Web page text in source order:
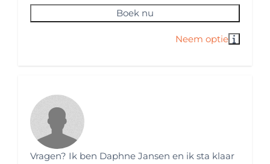
Casetteluifel
Buitenzijde: Wit
Huisregels
Kilometervrij
Boek nu
Vragen? Ik ben Daphne Jansen en ik sta klaar